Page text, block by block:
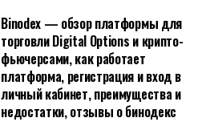
Binodex — обзор платформы для
торговли Digital Options и крипто-
фьючерсами, как работает
платформа, регистрация и вход в
личный кабинет, преимущества и
недостатки, отзывы о бинодекс